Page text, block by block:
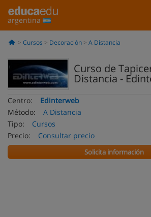
argentina
Cursos Decoración A Distancia
Curso de
Distancia -
Centro:
Edinterweb
Método:
A Distancia
Tipo:
Cursos
Precio:
Consultar precio
Solicita información